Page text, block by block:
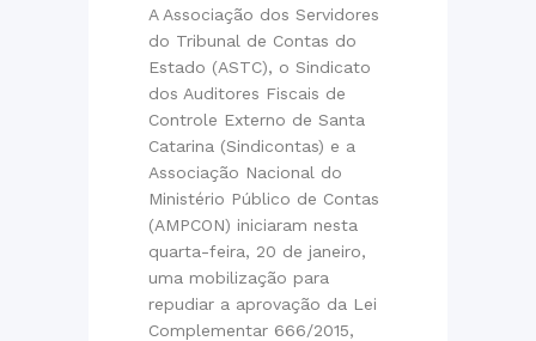
A Associação dos Servidores
do Tribunal de Contas do
Estado (ASTC), o Sindicato
dos Auditores Fiscais de
Controle Externo de Santa
Catarina (Sindicontas) e a
Associação Nacional do
Ministério Público de Contas
(AMPCON) iniciaram nesta
quarta-feira, 20 de janeiro,
uma mobilização para
repudiar a aprovação da Lei
Complementar 666/2015,